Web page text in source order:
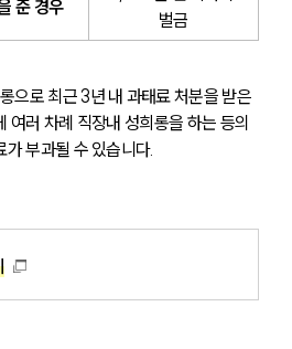
준 경우
벌금
으로 최근 3년 내 과태료 처분을 받은
여러 차례 직장내 성희롱을 하는 등의
부과될 수 있습니다.